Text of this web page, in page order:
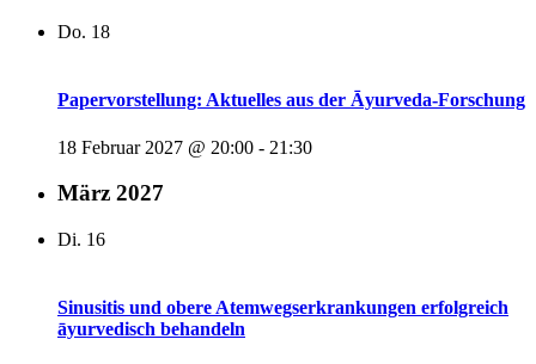
Do. 18
Papervorstellung: Aktuelles aus der Āyurveda-Forschung
18 Februar 2027 @ 20:00 - 21:30
März 2027
Di. 16
Sinusitis und obere Atemwegserkrankungen erfolgreich
āyurvedisch behandeln